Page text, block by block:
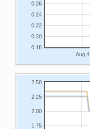
Aug 4
0.18
0.20
0.22
0.24
0.26
1.75
2.00
2.25
2.50